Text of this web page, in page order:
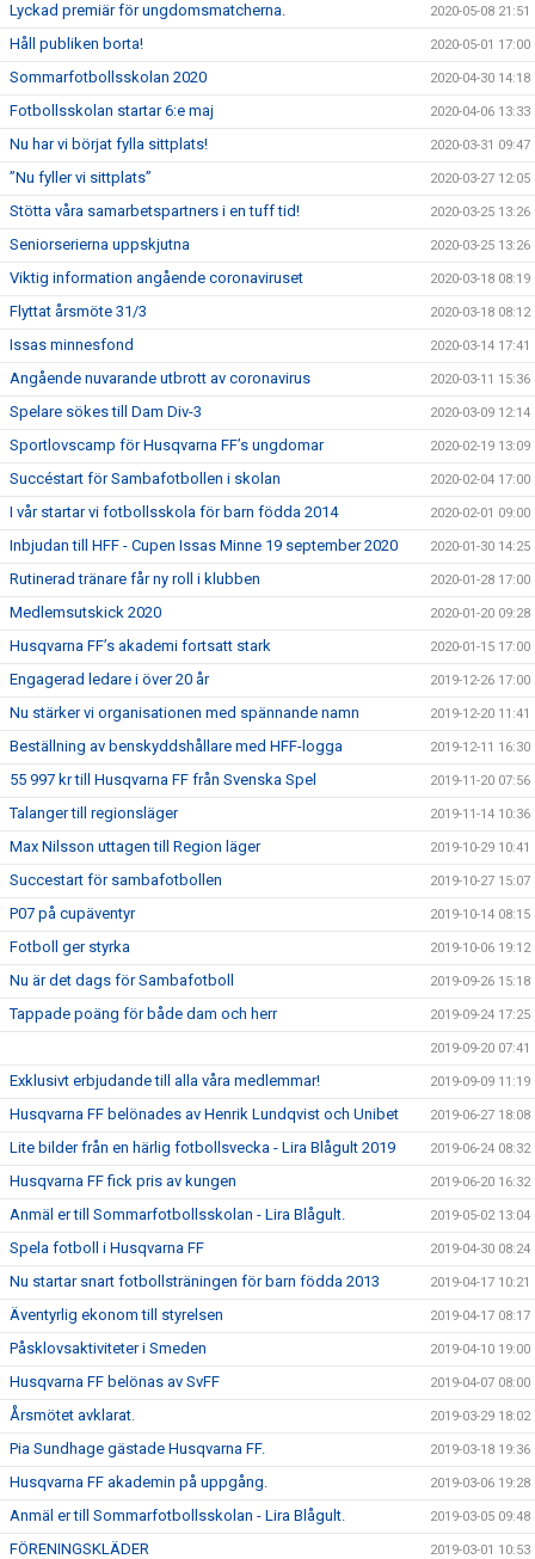
Lyckad premiär för ungdomsmatcherna. 2020-05-08 21:51
Håll publiken borta! 2020-05-01 17:00
Sommarfotbollsskolan 2020 2020-04-30 14:18
Fotbollsskolan startar 6:e maj 2020-04-06 13:33
Nu har vi börjat fylla sittplats! 2020-03-31 09:47
”Nu fyller vi sittplats” 2020-03-27 12:05
Stötta våra samarbetspartners i en tuff tid! 2020-03-25 13:26
Seniorserierna uppskjutna 2020-03-25 13:26
Viktig information angående coronaviruset 2020-03-18 08:19
Flyttat årsmöte 31/3 2020-03-18 08:12
Issas minnesfond 2020-03-14 17:41
Angående nuvarande utbrott av coronavirus 2020-03-11 15:36
Spelare sökes till Dam Div-3 2020-03-09 12:14
Sportlovscamp för Husqvarna FF’s ungdomar 2020-02-19 13:09
Succéstart för Sambafotbollen i skolan 2020-02-04 17:00
I vår startar vi fotbollsskola för barn födda 2014 2020-02-01 09:00
Inbjudan till HFF - Cupen Issas Minne 19 september 2020 2020-01-30 14:25
Rutinerad tränare får ny roll i klubben 2020-01-28 17:00
Medlemsutskick 2020 2020-01-20 09:28
Husqvarna FF’s akademi fortsatt stark 2020-01-15 17:00
Engagerad ledare i över 20 år 2019-12-26 17:00
Nu stärker vi organisationen med spännande namn 2019-12-20 11:41
Beställning av benskyddshållare med HFF-logga 2019-12-11 16:30
55 997 kr till Husqvarna FF från Svenska Spel 2019-11-20 07:56
Talanger till regionsläger 2019-11-14 10:36
Max Nilsson uttagen till Region läger 2019-10-29 10:41
Succestart för sambafotbollen 2019-10-27 15:07
P07 på cupäventyr 2019-10-14 08:15
Fotboll ger styrka 2019-10-06 19:12
Nu är det dags för Sambafotboll 2019-09-26 15:18
Tappade poäng för både dam och herr 2019-09-24 17:25
2019-09-20 07:41
Exklusivt erbjudande till alla våra medlemmar! 2019-09-09 11:19
Husqvarna FF belönades av Henrik Lundqvist och Unibet 2019-06-27 18:08
Lite bilder från en härlig fotbollsvecka - Lira Blågult 2019 2019-06-24 08:32
Husqvarna FF fick pris av kungen 2019-06-20 16:32
Anmäl er till Sommarfotbollsskolan - Lira Blågult. 2019-05-02 13:04
Spela fotboll i Husqvarna FF 2019-04-30 08:24
Nu startar snart fotbollsträningen för barn födda 2013 2019-04-17 10:21
Äventyrlig ekonom till styrelsen 2019-04-17 08:17
Påsklovsaktiviteter i Smeden 2019-04-10 19:00
Husqvarna FF belönas av SvFF 2019-04-07 08:00
Årsmötet avklarat. 2019-03-29 18:02
Pia Sundhage gästade Husqvarna FF. 2019-03-18 19:36
Husqvarna FF akademin på uppgång. 2019-03-06 19:28
Anmäl er till Sommarfotbollsskolan - Lira Blågult. 2019-03-05 09:48
FÖRENINGSKLÄDER 2019-03-01 10:53